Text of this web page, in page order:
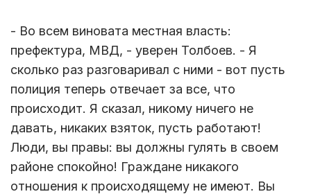
- Во всем виновата местная власть:
префектура, МВД, - уверен Толбоев. - Я
сколько раз разговаривал с ними - вот пусть
полиция теперь отвечает за все, что
происходит. Я сказал, никому ничего не
давать, никаких взяток, пусть работают!
Люди, вы правы: вы должны гулять в своем
районе спокойно! Граждане никакого
отношения к происходящему не имеют. Вы